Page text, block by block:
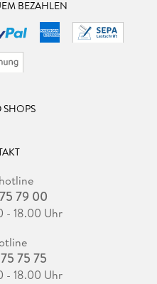
BEZAHLEN
SHOPS
79 00
- 18.00 Uhr
75 75
- 18.00 Uhr